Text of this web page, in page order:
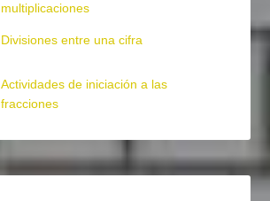
multiplicaciones
Divisiones entre una cifra
Actividades de iniciación a las
fracciones